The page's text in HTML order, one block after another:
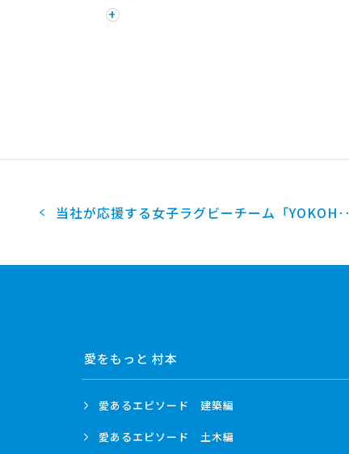
2021
2013
2011
2010
2008
+
当社が応援する女子ラグビーチーム「YOKOH‥
愛をもっと 村本
愛あるエピソード 建築編
愛あるエピソード 土木編